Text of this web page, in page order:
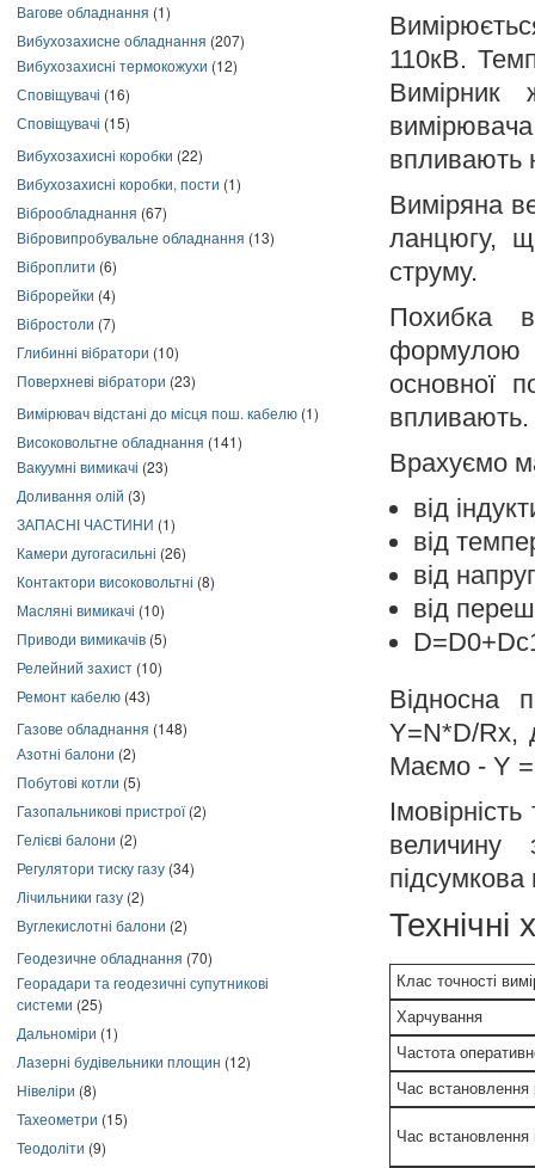
Вагове обладнання (1)
Вибухозахисне обладнання (207)
Вибухозахисні термокожухи (12)
Сповіщувачі (16)
Сповіщувачі (15)
Вибухозахисні коробки (22)
Вибухозахисні коробки, пости (1)
Віброобладнання (67)
Вібровипробувальне обладнання (13)
Віброплити (6)
Віброрейки (4)
Вібростоли (7)
Глибинні вібратори (10)
Поверхневі вібратори (23)
Вимірювач відстані до місця пош. кабелю (1)
Високовольтне обладнання (141)
Вакуумні вимикачі (23)
Доливання олій (3)
ЗАПАСНІ ЧАСТИНИ (1)
Камери дугогасильні (26)
Контактори високовольтні (8)
Масляні вимикачі (10)
Приводи вимикачів (5)
Релейний захист (10)
Ремонт кабелю (43)
Газове обладнання (148)
Азотні балони (2)
Побутові котли (5)
Газопальникові пристрої(2)
Гелієві балони (2)
Регулятори тиску газу (34)
Лічильники газу (2)
Вуглекислотні балони (2)
Геодезичне обладнання (70)
Георадари та геодезичні супутникові
системи (25)
Дальноміри (1)
Лазерні будівельники площин (12)
Нівеліри (8)
Тахеометри (15)
Теодоліти (9)
110кВ.
Вимірник
впливають
Виміряна
ланцюгу,
струму.
Похибка
основної
впливають.
Врахуємо
від
від
від
від
Відносна
Y=N*D/Rx,
Маємо - Y
величину
Технічні
Клас точності
Харчування
Частота
Час
Час встановлення